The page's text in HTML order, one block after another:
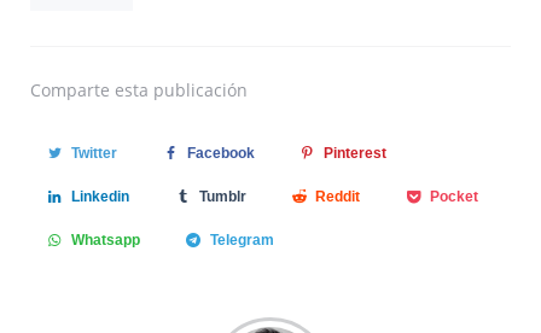
Comparte esta publicación
Twitter Facebook Pinterest
Linkedin Tumblr Reddit Pocket
Whatsapp Telegram